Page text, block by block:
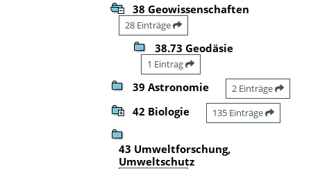
38 Geowissenschaften
28 Einträge
38.73 Geodäsie
1 Eintrag
39 Astronomie 2 Einträge
42 Biologie 135 Einträge
43 Umweltforschung,
Umweltschutz